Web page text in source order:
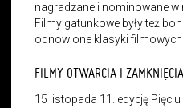
nagradzane i nominowane w
Filmy gatunkowe były też
odnowione klasyki filmowych
FILMY OTWARCIA I ZAMKNIĘCIA
15 listopada 11. edycję